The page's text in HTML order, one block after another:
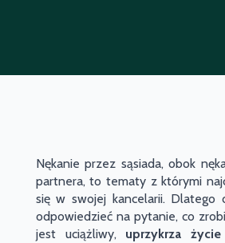
Nękanie przez sąsiada, obok
partnera, to tematy z którymi
się w swojej kancelarii. Dlatego
odpowiedzieć na pytanie, co
jest uciążliwy,uprzykrza